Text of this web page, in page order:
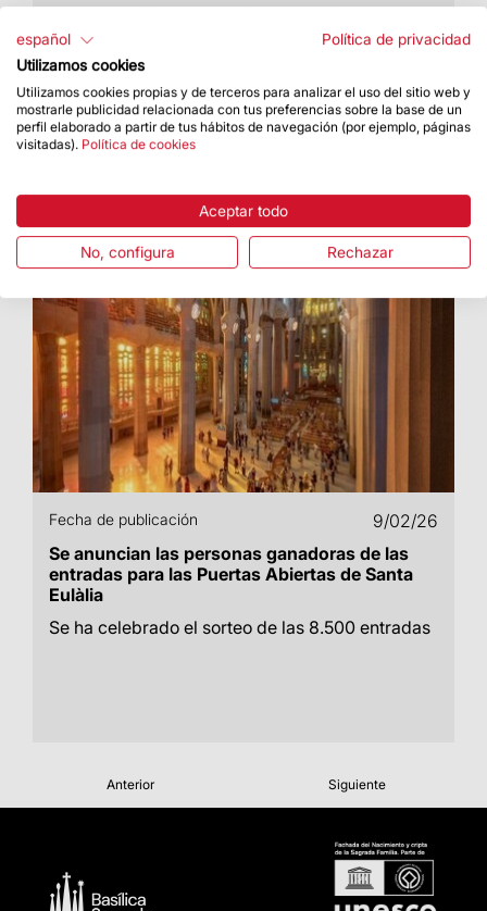
parroquias de Cataluña han asistido al acto
Fecha de publicación
9/02/26
Se anuncian las personas ganadoras de las
entradas para las Puertas Abiertas de Santa
Eulàlia
Se ha celebrado el sorteo de las 8.500 entradas
Anterior Siguiente
español
Política de privacidad
Utilizamos cookies
Utilizamos cookies propias y de terceros para analizar el uso del sitio web y
mostrarle publicidad relacionada con tus preferencias sobre la base de un
perfil elaborado a partir de tus hábitos de navegación (por ejemplo, páginas
visitadas). Política de cookies
Aceptar todo
No, configura Rechazar